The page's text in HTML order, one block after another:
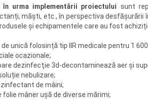
în urma implementării proiectului sunt
măști, etc., în perspectiva
și echipamentele care au fost
unică folosință tip IIR medicale pentru 1
ocazionale;
dezinfecţie 3d-decontaminează aer şi
nebulizare;
de mâini;
folie mâner ușă de diverse mărimi;